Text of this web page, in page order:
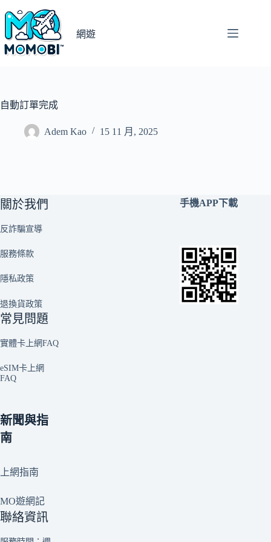
主
要
網遊
自動訂單完成
Adem Kao 15 11 月, 2025
關於我們
反詐騙宣導
服務條款
隱私政策
退換貨政策
常見問題
實體卡上網FAQ
eSIM卡上網
FAQ
新聞與指
南
上網指南
MO遊網記
聯絡資訊
手機APP下載